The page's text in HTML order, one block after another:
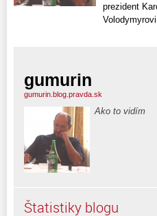
prezident
gumurin
gumurin.blog.pravda.sk
Ako to vidím
Štatistiky blogu